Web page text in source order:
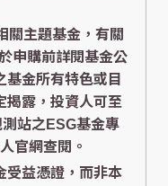
關主題基金，有關
申購前詳閱基金公
基金所有特色或目
揭露，投資人可至
站之ESG基金專
官網查閱。
受益憑證，而非本